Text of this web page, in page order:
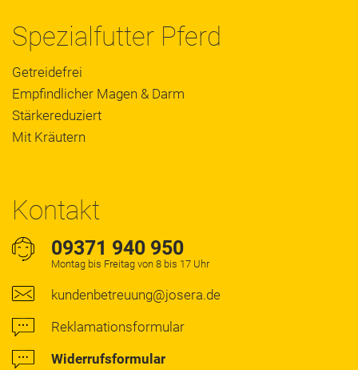
Spezialfutter Pferd
Getreidefrei
Empfindlicher Magen & Darm
Stärkereduziert
Mit Kräutern
Kontakt
09371 940 950
Montag bis Freitag von 8 bis 17 Uhr
kundenbetreuung@josera.de
Reklamationsformular
Widerrufsformular